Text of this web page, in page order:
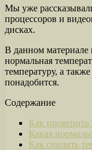
Мы уже
процессоров и
дисках.
В данном материале
нормальная
температуру, а
понадобится.
Содержание
Как проверить
Какая
Как снизить